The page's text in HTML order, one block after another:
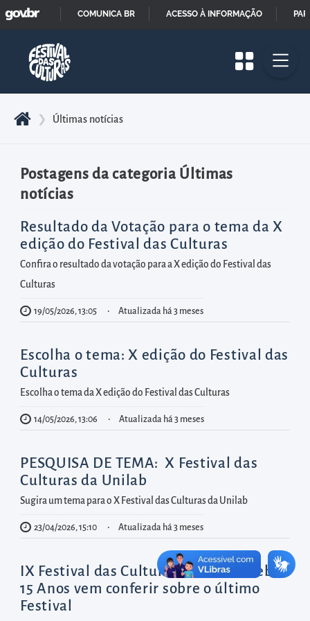
Pular
o
início
conteúdo
principal
página
Acessar
o
menu
principal
Acessar
diretamente
área
para
realizar
buscas
internas
diretamente
informações
postas
rodapé
❯ Últimas notícias
Postagens da categoria Últimas
notícias
Resultado da Votação para o tema da X
edição do Festival das Culturas
Confira o resultado da votação para a X edição do Festival das
Culturas
19/05/2026, 13:05 Atualizada há 3 meses
Escolha o tema: X edição do Festival das
Culturas
Escolha o tema da X edição do Festival das Culturas
14/05/2026, 13:06 Atualizada há 3 meses
PESQUISA DE TEMA: X Festival das
Culturas da Unilab
Sugira um tema para o X Festival das Culturas da Unilab
23/04/2026, 15:10 Atualizada há 3 meses
IX Festival das Culturas: Unilab Celebra
15 Anos vem conferir sobre o último
Festival
GOVBR
COMUNICA BR ACESSO À INFORMAÇÃO